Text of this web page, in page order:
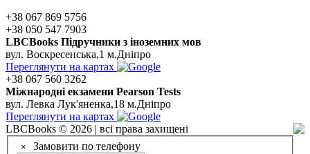
+38 067 869 5756
+38 050 547 7903
LBCBooks Підручники з іноземних мов
вул. Воскресенська,1 м.Дніпро
Переглянути на картах
+38 067 560 3262
Мiжнароднi екзамени Pearson Tests
вул. Левка Лук'яненка,18 м.Дніпро
Переглянути на картах
LBCBooks © 2026 | всі права захищені
× Замовити по телефону